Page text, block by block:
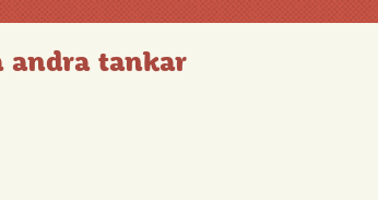
andra tankar